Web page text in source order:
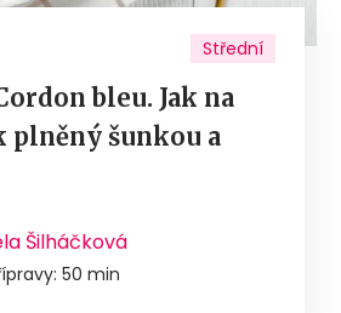
Střední
bleu. Jak na
plněný šunkou a
Šilháčková
50 min